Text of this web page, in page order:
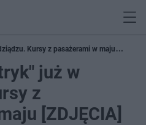
Kursy z pasażerami w maju
już w
z
[ZDJĘCIA]